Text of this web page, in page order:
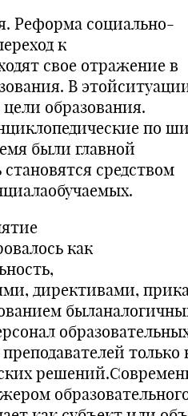
Реформа социально-
к
свое отражение в
В
образования.
по
были главной
средством
как
директивами,
только